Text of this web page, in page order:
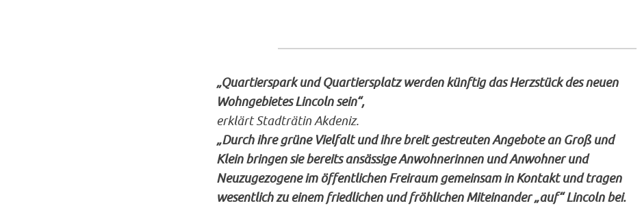
„Quartierspark und Quartiersplatz werden künftig das Herzstück des neuen
Wohngebietes Lincoln sein“,
erklärt Stadträtin Akdeniz.
„Durch ihre grüne Vielfalt und ihre breit gestreuten Angebote an Groß und
Klein bringen sie bereits ansässige Anwohnerinnen und Anwohner und
Neuzugezogene im öffentlichen Freiraum gemeinsam in Kontakt und tragen
wesentlich zu einem friedlichen und fröhlichen Miteinander „auf“ Lincoln bei.